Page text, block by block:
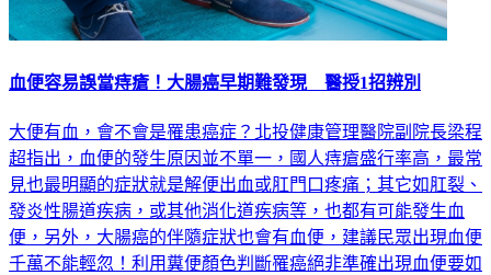
大便有血，會不會是罹患癌症？北投健康管理醫院副院長梁程
超指出，血便的發生原因並不單一，國人痔瘡盛行率高，最常
見也最明顯的症狀就是解便出血或肛門口疼痛；其它如肛裂、
發炎性腸道疾病，或其他消化道疾病等，也都有可能發生血
便，另外，大腸癌的伴隨症狀也會有血便，建議民眾出現血便